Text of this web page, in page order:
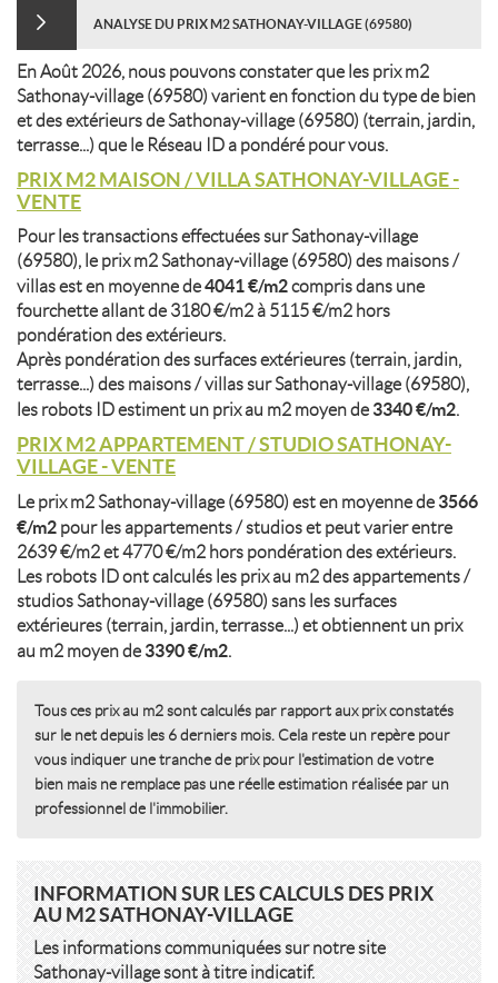
ANALYSE DU PRIX M2 SATHONAY-VILLAGE (69580)
En Août 2026, nous pouvons constater que les prix m2
Sathonay-village (69580) varient en fonction du type de bien
et des extérieurs de Sathonay-village (69580) (terrain, jardin,
terrasse...) que le Réseau ID a pondéré pour vous.
PRIX M2 MAISON / VILLA SATHONAY-VILLAGE -
VENTE
Pour les transactions effectuées sur Sathonay-village
(69580), le prix m2 Sathonay-village (69580) des maisons /
villas est en moyenne de4041 €/m2compris dans une
fourchette allant de 3180 €/m2 à 5115 €/m2 hors
pondération des extérieurs.
Après pondération des surfaces extérieures (terrain, jardin,
terrasse...) des maisons / villas sur Sathonay-village (69580),
les robots ID estiment un prix au m2 moyen de 3340 €/m2.
PRIX M2 APPARTEMENT / STUDIO SATHONAY-
VILLAGE - VENTE
Le prix m2 Sathonay-village (69580) est en moyenne de 3566
€/m2 pour les appartements / studios et peut varier entre
2639 €/m2 et 4770 €/m2 hors pondération des extérieurs.
Les robots ID ont calculés les prix au m2 des appartements /
studios Sathonay-village (69580) sans les surfaces
extérieures (terrain, jardin, terrasse...) et obtiennent un prix
au m2 moyen de 3390 €/m2.
Tous ces prix au m2 sont calculés par rapport aux prix constatés
sur le net depuis les 6 derniers mois. Cela reste un repère pour
vous indiquer une tranche de prix pour l'estimation de votre
bien mais ne remplace pas une réelle estimation réalisée par un
professionnel de l'immobilier.
INFORMATION SUR LES CALCULS DES PRIX
AU M2 SATHONAY-VILLAGE
Les informations communiquées sur notre site
Sathonay-village sont à titre indicatif.